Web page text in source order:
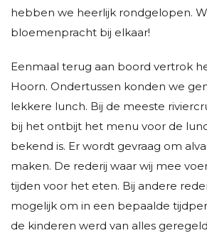
hebben we heerlijk rondgelopen.
bloemenpracht bij elkaar!
Eenmaal terug aan boord vertrok
Hoorn. Ondertussen konden we
lekkere lunch. Bij de meeste
bij het ontbijt het menu voor de
bekend is. Er wordt gevraag om
maken. De rederij waar wij mee
tijden voor het eten. Bij andere
mogelijk om in een bepaalde
de kinderen werd van alles